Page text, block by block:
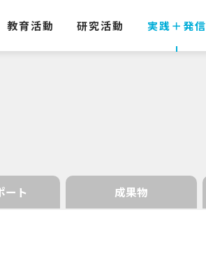
教育活動 研究活動 実践＋発信
ート 成果物